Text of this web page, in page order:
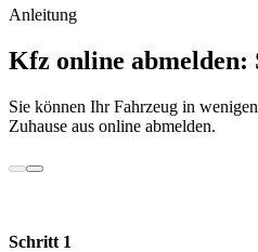
Anleitung
Kfz online
Sie können Ihr Fahrzeug in
Zuhause aus online abmelden.
Schritt 1